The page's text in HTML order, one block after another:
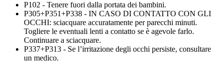
P102 - Tenere fuori dalla portata dei bambini.
P305+P351+P338 - IN CASO DI CONTATTO CON GLI
OCCHI: sciacquare accuratamente per parecchi minuti.
Togliere le eventuali lenti a contatto se è agevole farlo.
Continuare a sciacquare.
P337+P313 - Se l’irritazione degli occhi persiste, consultare
un medico.